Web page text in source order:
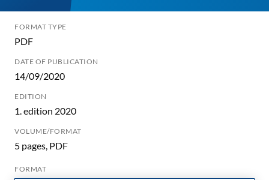
FORMAT TYPE
PDF
DATE OF PUBLICATION
14/09/2020
EDITION
1. edition 2020
VOLUME/FORMAT
5 pages, PDF
FORMAT